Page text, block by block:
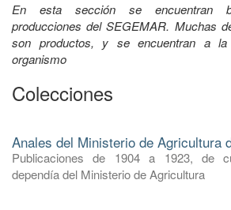
En esta sección se encuentran
producciones del SEGEMAR. Muchas
son productos, y se encuentran a
organismo
Colecciones
Anales del Ministerio de Agricultura
Publicaciones de 1904 a 1923, de
dependía del Ministerio de Agricultura